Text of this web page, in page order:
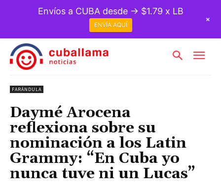
FARÁNDULA
Daymé Arocena
reflexiona sobre su
nominación a los Latin
Grammy: “En Cuba yo
nunca tuve ni un Lucas”
Envíos a CUBA desde → $1.79 x LB
ENVÍA AQUÍ
+